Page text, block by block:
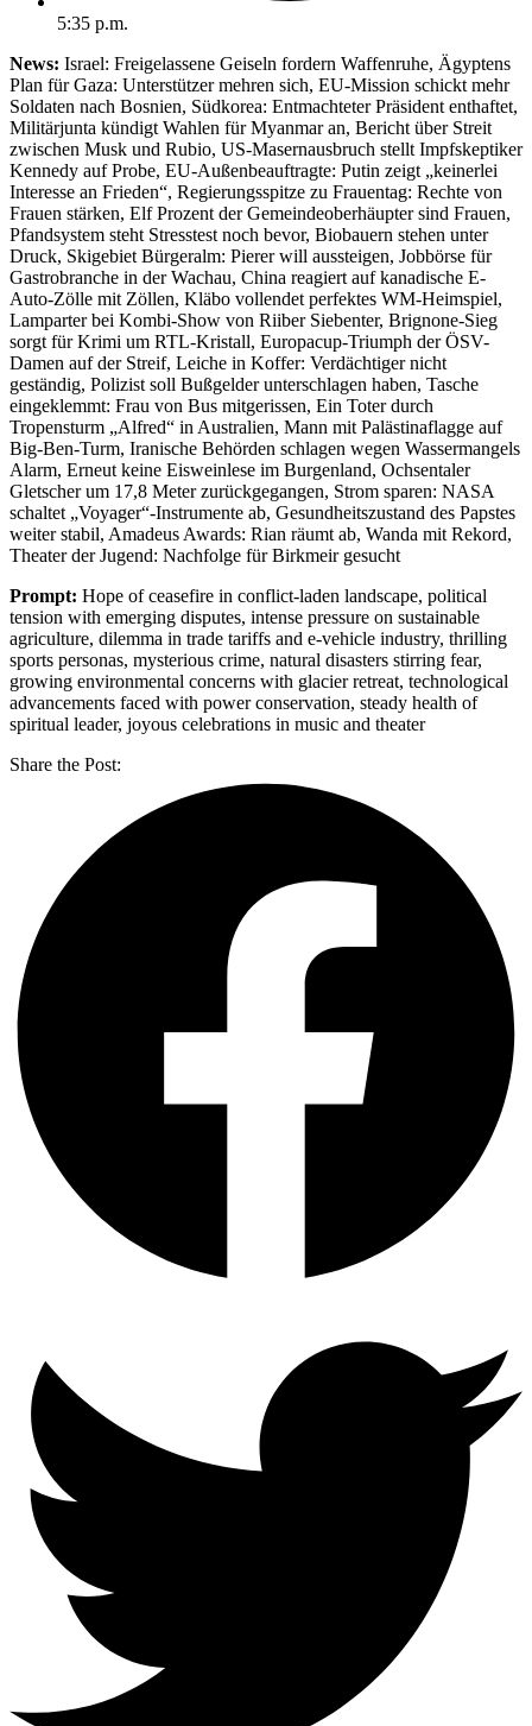
5:35 p.m.
News: Israel: Freigelassene Geiseln fordern Waffenruhe, Ägyptens
Plan für Gaza: Unterstützer mehren sich, EU-Mission schickt mehr
Soldaten nach Bosnien, Südkorea: Entmachteter Präsident enthaftet,
Militärjunta kündigt Wahlen für Myanmar an, Bericht über Streit
zwischen Musk und Rubio, US-Masernausbruch stellt Impfskeptiker
Kennedy auf Probe, EU-Außenbeauftragte: Putin zeigt „keinerlei
Interesse an Frieden“, Regierungsspitze zu Frauentag: Rechte von
Frauen stärken, Elf Prozent der Gemeindeoberhäupter sind Frauen,
Pfandsystem steht Stresstest noch bevor, Biobauern stehen unter
Druck, Skigebiet Bürgeralm: Pierer will aussteigen, Jobbörse für
Gastrobranche in der Wachau, China reagiert auf kanadische E-
Auto-Zölle mit Zöllen, Kläbo vollendet perfektes WM-Heimspiel,
Lamparter bei Kombi-Show von Riiber Siebenter, Brignone-Sieg
sorgt für Krimi um RTL-Kristall, Europacup-Triumph der ÖSV-
Damen auf der Streif, Leiche in Koffer: Verdächtiger nicht
geständig, Polizist soll Bußgelder unterschlagen haben, Tasche
eingeklemmt: Frau von Bus mitgerissen, Ein Toter durch
Tropensturm „Alfred“ in Australien, Mann mit Palästinaflagge auf
Big-Ben-Turm, Iranische Behörden schlagen wegen Wassermangels
Alarm, Erneut keine Eisweinlese im Burgenland, Ochsentaler
Gletscher um 17,8 Meter zurückgegangen, Strom sparen: NASA
schaltet „Voyager“-Instrumente ab, Gesundheitszustand des Papstes
weiter stabil, Amadeus Awards: Rian räumt ab, Wanda mit Rekord,
Theater der Jugend: Nachfolge für Birkmeir gesucht
Prompt: Hope of ceasefire in conflict-laden landscape, political
tension with emerging disputes, intense pressure on sustainable
agriculture, dilemma in trade tariffs and e-vehicle industry, thrilling
sports personas, mysterious crime, natural disasters stirring fear,
growing environmental concerns with glacier retreat, technological
advancements faced with power conservation, steady health of
spiritual leader, joyous celebrations in music and theater
Share the Post: